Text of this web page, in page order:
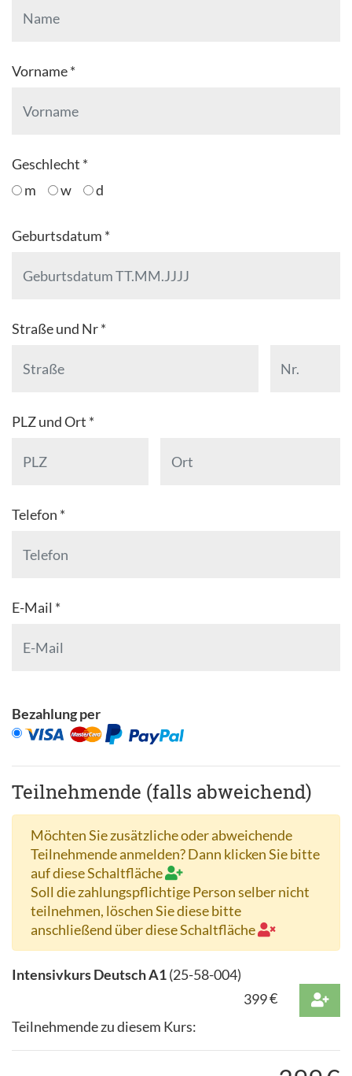
Vorname *
Geschlecht *
m
w d
Geburtsdatum *
Straße und Nr *
PLZ und Ort *
Telefon *
E-Mail *
Bezahlung per
Teilnehmende (falls abweichend)
Möchten Sie zusätzliche oder abweichende
Teilnehmende anmelden? Dann klicken Sie bitte
auf diese Schaltfläche
Soll die zahlungspflichtige Person selber nicht
teilnehmen, löschen Sie diese bitte
anschließend über diese Schaltfläche
Intensivkurs Deutsch A1(25-58-004)
399€
Teilnehmende zu diesem Kurs: